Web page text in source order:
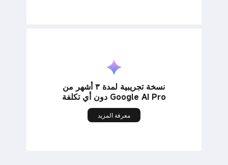
نسخة تجريبية لمدة ٣ أشهر من
Google AI Pro دون أي تكلفة
معرفة المزيد